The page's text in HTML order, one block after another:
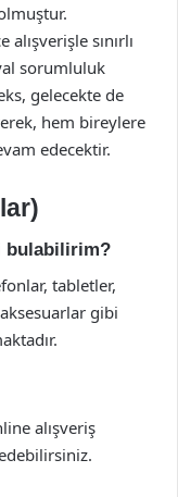
sınırlı
sorumluluk
gelecekte de
hem bireylere
edecektir.
bulabilirim?
tabletler,
gibi
alışveriş